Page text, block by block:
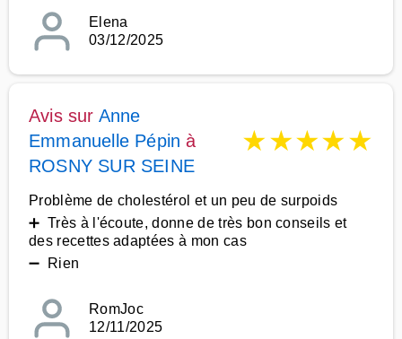
Elena
03/12/2025
Avis sur Anne
Emmanuelle Pépin à
ROSNY SUR SEINE
★★★★★
Problème de cholestérol et un peu de surpoids
➕ Très à l'écoute, donne de très bon conseils et
des recettes adaptées à mon cas
➖ Rien
RomJoc
12/11/2025